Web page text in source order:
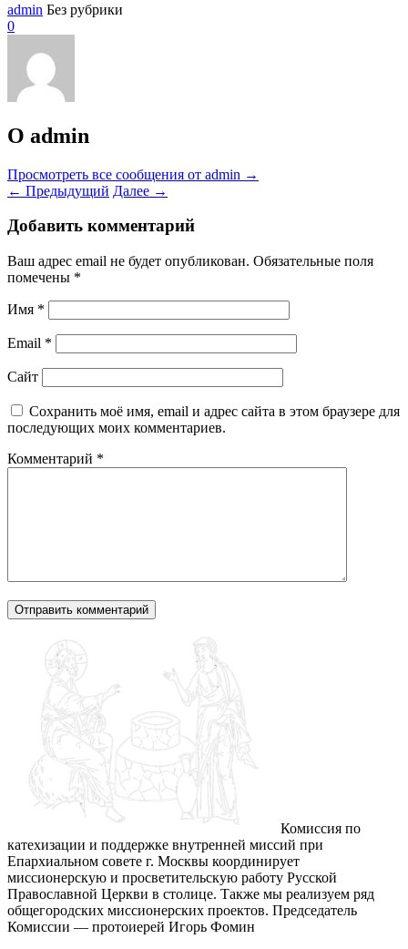
admin Без рубрики
0
О admin
Просмотреть все сообщения от admin →
← Предыдущий Далее →
Добавить комментарий
Ваш адрес email не будет опубликован. Обязательные поля
помечены *
Имя *
Email *
Сайт
Сохранить моё имя, email и адрес сайта в этом браузере для
последующих моих комментариев.
Комментарий *
Комиссия по
катехизации и поддержке внутренней миссий при
Епархиальном совете г. Москвы координирует
миссионерскую и просветительскую работу Русской
Православной Церкви в столице. Также мы реализуем ряд
общегородских миссионерских проектов. Председатель
Комиссии — протоиерей Игорь Фомин